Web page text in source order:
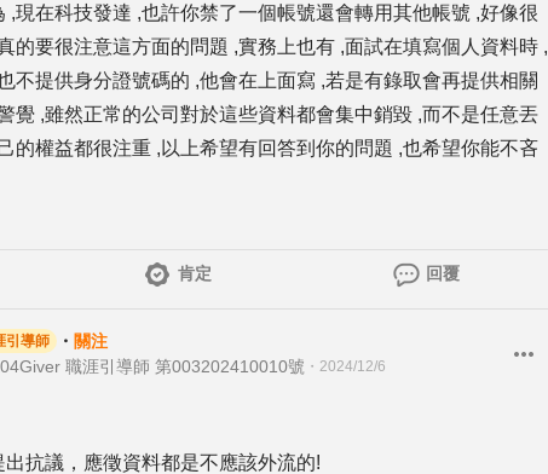
,現在科技發達 ,也許你禁了一個帳號還會轉用其他帳號 ,好像很
的要很注意這方面的問題 ,實務上也有 ,面試在填寫個人資料時 ,
不提供身分證號碼的 ,他會在上面寫 ,若是有錄取會再提供相關
覺 ,雖然正常的公司對於這些資料都會集中銷毀 ,而不是任意丟
的權益都很注重 ,以上希望有回答到你的問題 ,也希望你能不吝
肯定 回覆
引導師 ・ 關注
職涯引導師 第003202410010號 ・ 2024/12/6
抗議，應徵資料都是不應該外流的!